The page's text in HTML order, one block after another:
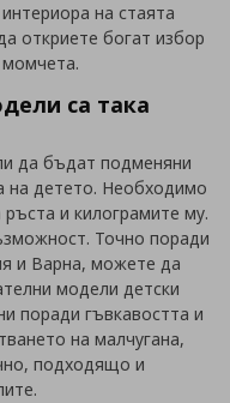
на стаята
откриете богат избор
са така
да бъдат подменяни
на детето. Необходимо
и килограмите му.
Точно поради
и Варна, можете да
модели детски
поради гъвкавостта и
на малчугана,
подходящо и